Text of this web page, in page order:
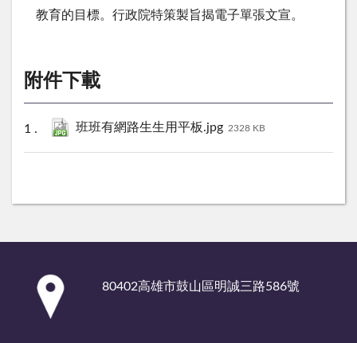
教育的目標。行政院特策製旨揭電子單張文宣。
附件下載
班班有網路生生用平板.jpg 2328 KB
80402高雄市鼓山區明誠三路586號